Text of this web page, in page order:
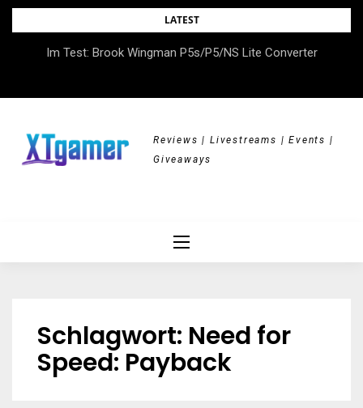
Skip
LATEST
Im Test: Brook Wingman P5s/P5/NS Lite Converter
Reviews | Livestreams | Events |
Giveaways
Schlagwort: Need for
Speed: Payback